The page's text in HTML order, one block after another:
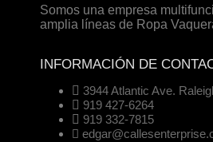
Somos una empresa
amplia líneas de Ropa
INFORMACIÓN DE
3944 Atlantic Ave.
919 427-6264
919 332-7815